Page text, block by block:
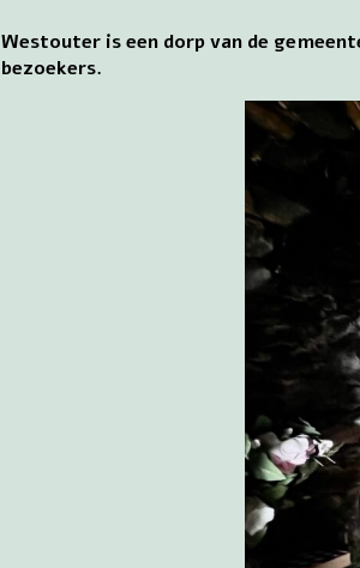
Westouter is een dorp van de
bezoekers.